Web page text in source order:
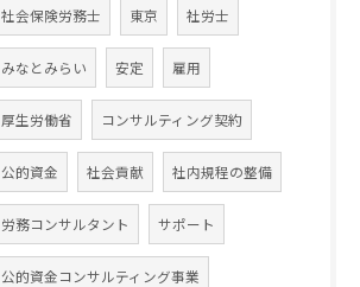
社会保険労務士 東京 社労士
みなとみらい 安定 雇用
厚生労働省 コンサルティング契約
公的資金 社会貢献 社内規程の整備
労務コンサルタント サポート
公的資金コンサルティング事業